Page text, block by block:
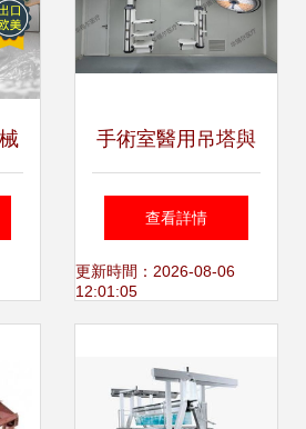
手術室醫用吊塔與
助行器械的選擇指
南
查看詳情
更新時間：2026-08-06
12:01:05